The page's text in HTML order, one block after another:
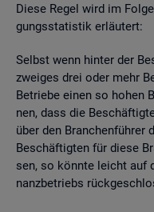
Diese Regel wird im
gungs­sta­tis­tik er­läu­tert:
Selbst wenn hin­ter der
zwei­ges drei oder mehr
Be­trie­be einen so hohen
nen, dass die
über den Bran­chen­füh­rer
Be­schäf­tig­ten für diese
sen, so könn­te leicht auf
nanz­be­triebs